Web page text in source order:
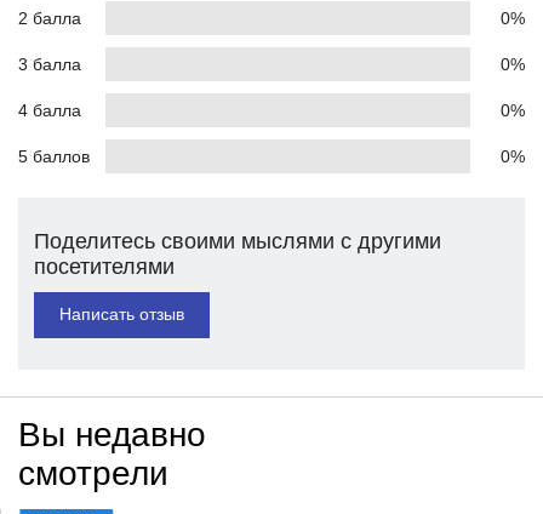
2 балла 0%
3 балла 0%
4 балла 0%
5 баллов 0%
Поделитесь своими мыслями с другими
посетителями
Написать отзыв
Вы недавно
смотрели